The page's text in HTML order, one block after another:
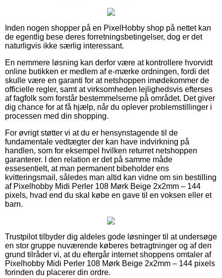
Inden nogen shopper på en PixelHobby shop på nettet kan
de egentlig bese deres forretningsbetingelser, dog er det
naturligvis ikke særlig interessant.
En nemmere løsning kan derfor være at kontrollere hvorvidt
online butikken er medlem af e-mærke ordningen, fordi det
skulle være en garanti for at netshoppen imødekommer de
officielle regler, samt at virksomheden lejlighedsvis efterses
af fagfolk som forstår bestemmelserne på området. Det giver
dig chance for at få hjælp, når du oplever problemstillinger i
processen med din shopping.
For øvrigt støtter vi at du er hensynstagende til de
fundamentale vedtægter der kan have indvirkning på
handlen, som for eksempel hvilken returret netshoppen
garanterer. I den relation er det på samme måde
essesentielt, at man permanent bibeholder ens
kvitteringsmail, således man altid kan vidne om sin bestilling
af Pixelhobby Midi Perler 108 Mørk Beige 2x2mm – 144
pixels, hvad end du skal købe en gave til en voksen eller et
barn.
Trustpilot tilbyder dig aldeles gode løsninger til at undersøge
en stor gruppe nuværende køberes betragtninger og af den
grund tilråder vi, at du eftergår internet shoppens omtaler af
Pixelhobby Midi Perler 108 Mørk Beige 2x2mm – 144 pixels
forinden du placerer din ordre.